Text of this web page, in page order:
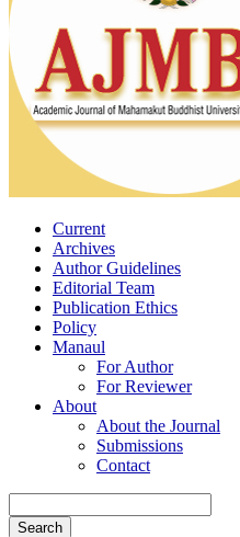
Current
Archives
Author Guidelines
Editorial Team
Publication Ethics
Policy
Manaul
For Author
For Reviewer
About
About the Journal
Submissions
Contact
Search